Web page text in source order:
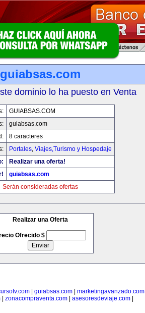
guiabsas.com
dominio lo ha puesto en Venta
GUIABSAS.COM
guiabsas.com
8 caracteres
Portales, Viajes,Turismo y Hospedaje
Realizar una oferta!
guiabsas.com
Serán consideradas ofertas
Realizar una Oferta
Ofrecido $
guiabsas.com marketingavanzado.com
zonacompraventa.com asesoresdeviaje.com